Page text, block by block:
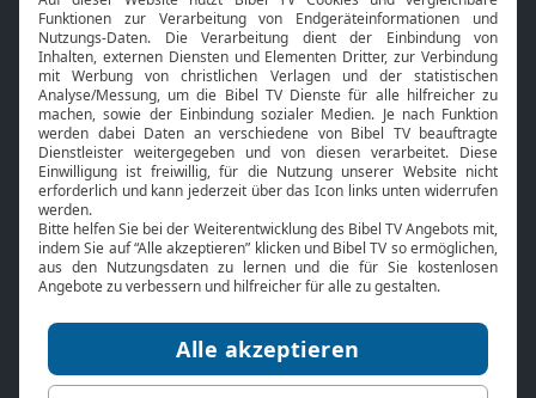
Neuigkeiten
Smart TV
HbbTV
Bibelthek Online-Bibel
Nächster Gottesdienst
Bibel TV
Über uns
Jobs
Mediadaten
Service
Kontakt
TV-Empfang